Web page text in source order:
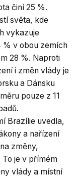
činí 25 %.
světa, kde
vykazuje
v obou zemích
28 %. Naproti
i změn vlády je
a Dánsku
pouze z 11
Brazílie uvedla,
a nařízení
změny,
je v přímém
vlády a místní